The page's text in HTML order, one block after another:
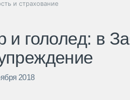
и страхование
и гололед: в
2018